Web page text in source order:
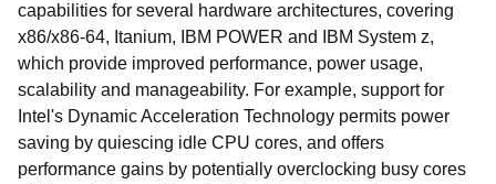
capabilities for several hardware architectures, covering
x86/x86-64, Itanium, IBM POWER and IBM System z,
which provide improved performance, power usage,
scalability and manageability. For example, support for
Intel's Dynamic Acceleration Technology permits power
saving by quiescing idle CPU cores, and offers
performance gains by potentially overclocking busy cores